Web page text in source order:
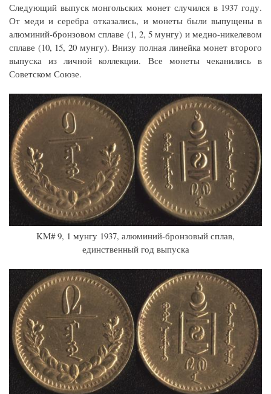
Следующий выпуск монгольских монет случился в 1937 году.
От меди и серебра отказались, и монеты были выпущены в
алюминий-бронзовом сплаве (1, 2, 5 мунгу) и медно-никелевом
сплаве (10, 15, 20 мунгу). Внизу полная линейка монет второго
выпуска из личной коллекции. Все монеты чеканились в
Советском Союзе.
KM# 9, 1 мунгу 1937, алюминий-бронзовый сплав,
единственный год выпуска